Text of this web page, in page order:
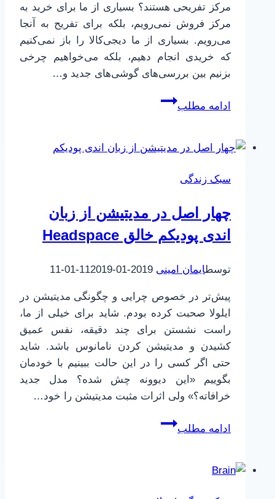
مرکز تفریحی هستند؟ بسیاری از ما برای خرید به
مرکز فروش نمی‌رویم، بلکه برای تفریح به آنجا
می‌رویم. بسیاری از ما دیجی‌کالا را باز نمی‌کنیم
که خریدی انجام دهیم، بلکه می‌خواهیم چرخی
بزنیم بین بررسی‌های گوشی‌های جدید و…
ادامه مطلب
خفه
خفه
سبک زندگی
چهار اصل در مدیتیشن از زبان
اندی پودیکم خالق Headspace
توسطایمان امینی 2019-01-11
2019-01-11
پیش‌تر در خصوص چرایی و چگونگی مدیتیشن در
ایلولا صحبت کرده بودم. شاید برای خیلی از ما،
راست نشستن برای چند دقیقه، نفس عمیق
کشیدن و مدیتیشن کردن نامانوس باشد. شاید
حتی اگر کسی را در این حالت ببینیم با خودمان
بگوییم «این دیوونه چش شده؟ مدل جدید
خرافاته؟» ولی اثرات مثبت مدیتیشن را خود…
ادامه مطلب
چهار